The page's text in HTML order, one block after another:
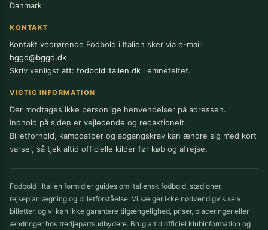
Danmark
KONTAKT
Kontakt vedrørende Fodbold i Italien sker via e-mail:
bggd@bggd.dk
Skriv venligst att: fodboldiitalien.dk i emnefeltet.
VIGTIG INFORMATION
Der modtages ikke personlige henvendelser på adressen.
Indhold på siden er vejledende og redaktionelt.
Billetforhold, kampdatoer og adgangskrav kan ændre sig med kort
varsel, så tjek altid officielle kilder før køb og afrejse.
Fodbold i Italien formidler guides om italiensk fodbold, stadioner,
rejseplanlægning og billetforståelse. Vi sælger ikke nødvendigvis selv
billetter, og vi kan ikke garantere tilgængelighed, priser, placeringer eller
ændringer hos tredjepartsudbydere. Brug altid officiel klubinformation og